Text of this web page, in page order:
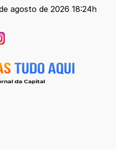
agosto de 2026 18:24h